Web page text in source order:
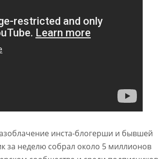
инста-блогерши и бывшей
за неделю собрал около 5 миллионов